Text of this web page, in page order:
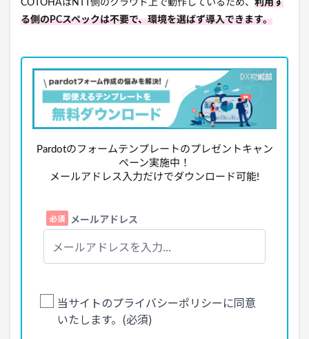
COTOHAはNTT側のクラウド上で動作しているため、 利用す
る側のPCスペックは不要で、環境を選ばず導入できます。
Pardotのフォームテンプレートのプレゼントキャン
ペーン実施中！
メールアドレス入力だけでダウンロード可能!